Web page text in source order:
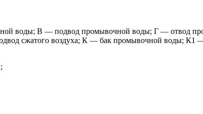
воды; В — подвод промывочной воды; Г — отвод
сжатого воздуха; К — бак промывочной воды; К1